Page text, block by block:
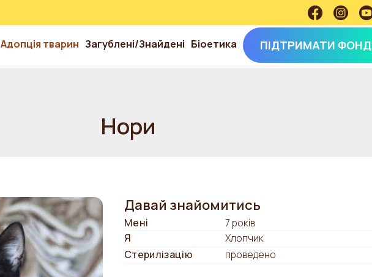
Адопція тварин Загублені/Знайдені Біоетика ПІДТРИМАТИ ФОНД
Нори
Давай знайомитись
Мені
7 років
Я
Хлопчик
Стерилізацію
проведено